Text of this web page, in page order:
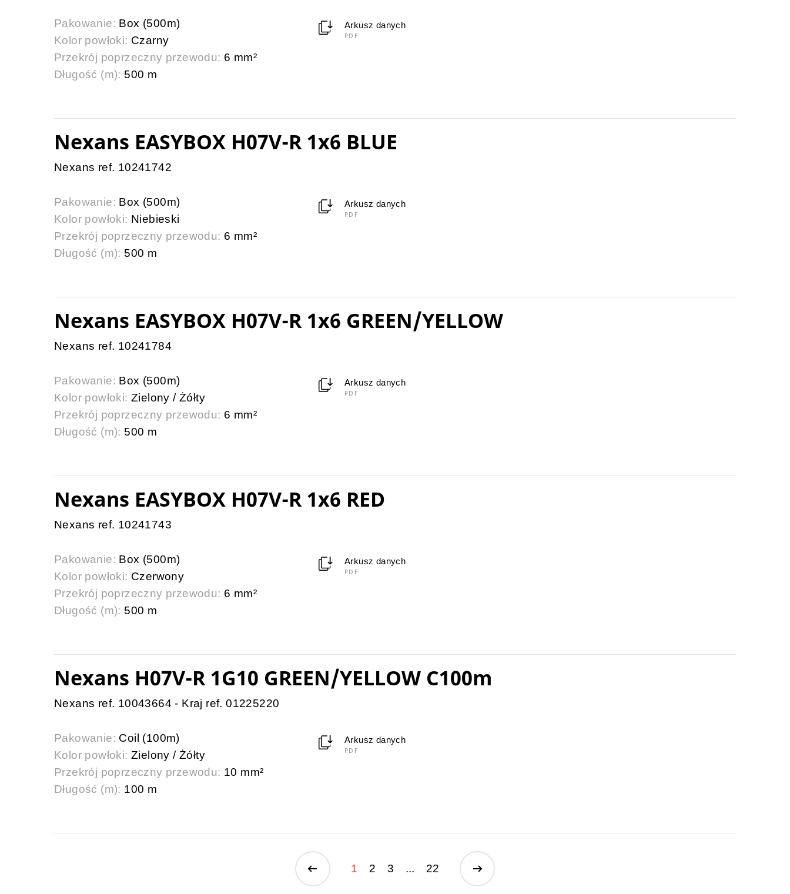
Pakowanie: Box (500m)
Kolor powłoki: Czarny
Przekrój poprzeczny przewodu: 6 mm²
Długość (m): 500 m
Arkusz danych
PDF
Nexans EASYBOX H07V-R 1x6 BLUE
Nexans ref. 10241742
Pakowanie: Box (500m)
Kolor powłoki: Niebieski
Przekrój poprzeczny przewodu: 6 mm²
Długość (m): 500 m
Arkusz danych
PDF
Nexans EASYBOX H07V-R 1x6 GREEN/YELLOW
Nexans ref. 10241784
Pakowanie: Box (500m)
Kolor powłoki: Zielony / Żółty
Przekrój poprzeczny przewodu: 6 mm²
Długość (m): 500 m
Arkusz danych
PDF
Nexans EASYBOX H07V-R 1x6 RED
Nexans ref. 10241743
Pakowanie: Box (500m)
Kolor powłoki: Czerwony
Przekrój poprzeczny przewodu: 6 mm²
Długość (m): 500 m
Arkusz danych
PDF
Nexans H07V-R 1G10 GREEN/YELLOW C100m
Nexans ref. 10043664 - Kraj ref. 01225220
Pakowanie: Coil (100m)
Kolor powłoki: Zielony / Żółty
Przekrój poprzeczny przewodu: 10 mm²
Długość (m): 100 m
Arkusz danych
PDF
1 2 3 ... 22